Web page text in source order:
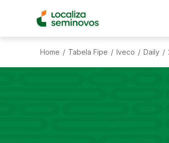
Home / Tabela Fipe / Iveco / Daily /